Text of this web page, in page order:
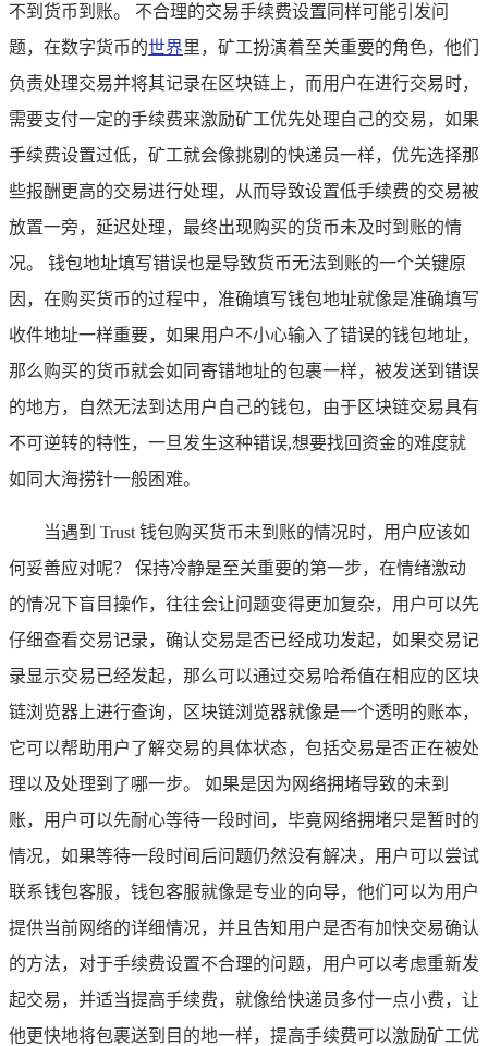
不到货币到账。 不合理的交易手续费设置同样可能引发问
题，在数字货币的世界里，矿工扮演着至关重要的角色，他们
负责处理交易并将其记录在区块链上，而用户在进行交易时，
需要支付一定的手续费来激励矿工优先处理自己的交易，如果
手续费设置过低，矿工就会像挑剔的快递员一样，优先选择那
些报酬更高的交易进行处理，从而导致设置低手续费的交易被
放置一旁，延迟处理，最终出现购买的货币未及时到账的情
况。 钱包地址填写错误也是导致货币无法到账的一个关键原
因，在购买货币的过程中，准确填写钱包地址就像是准确填写
收件地址一样重要，如果用户不小心输入了错误的钱包地址，
那么购买的货币就会如同寄错地址的包裹一样，被发送到错误
的地方，自然无法到达用户自己的钱包，由于区块链交易具有
不可逆转的特性，一旦发生这种错误,想要找回资金的难度就
如同大海捞针一般困难。
当遇到 Trust 钱包购买货币未到账的情况时，用户应该如
何妥善应对呢？ 保持冷静是至关重要的第一步，在情绪激动
的情况下盲目操作，往往会让问题变得更加复杂，用户可以先
仔细查看交易记录，确认交易是否已经成功发起，如果交易记
录显示交易已经发起，那么可以通过交易哈希值在相应的区块
链浏览器上进行查询，区块链浏览器就像是一个透明的账本，
它可以帮助用户了解交易的具体状态，包括交易是否正在被处
理以及处理到了哪一步。 如果是因为网络拥堵导致的未到
账，用户可以先耐心等待一段时间，毕竟网络拥堵只是暂时的
情况，如果等待一段时间后问题仍然没有解决，用户可以尝试
联系钱包客服，钱包客服就像是专业的向导，他们可以为用户
提供当前网络的详细情况，并且告知用户是否有加快交易确认
的方法，对于手续费设置不合理的问题，用户可以考虑重新发
起交易，并适当提高手续费，就像给快递员多付一点小费，让
他更快地将包裹送到目的地一样，提高手续费可以激励矿工优